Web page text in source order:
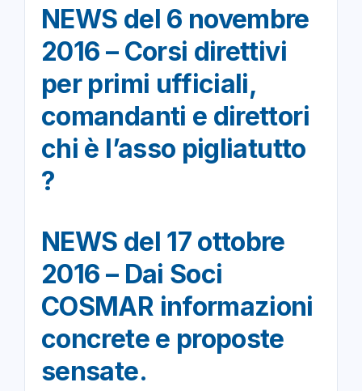
NEWS del 6 novembre
2016 – Corsi direttivi
per primi ufficiali,
comandanti e direttori
chi è l’asso pigliatutto
?
NEWS del 17 ottobre
2016 – Dai Soci
COSMAR informazioni
concrete e proposte
sensate.